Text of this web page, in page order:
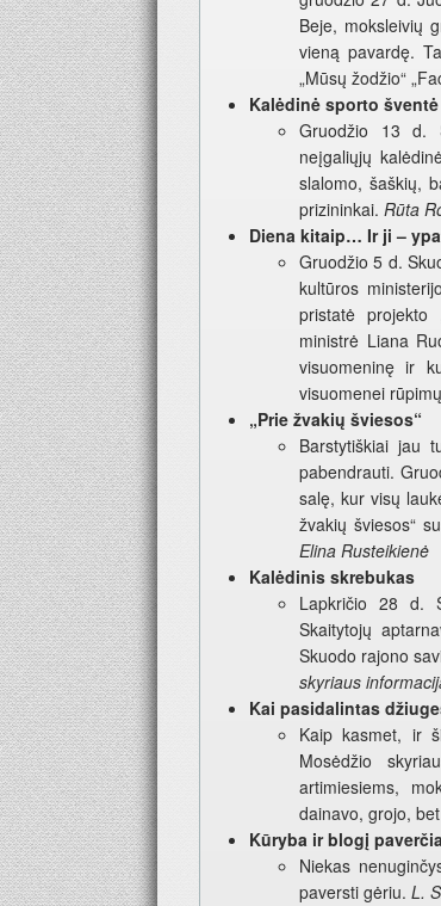
Beje, moksleivių
vieną pavardę.
„Mūsų žodžio“
Kalėdinė sporto šventė
Gruodžio 13 d.
neįgaliųjų
slalomo, šaškių,
prizininkai. Rūta
Diena kitaip… Ir ji –
Gruodžio 5 d.
kultūros
pristatė projekto
ministrė Liana
visuomeninę ir
visuomenei
„Prie žvakių šviesos“
Barstytiškiai jau
pabendrauti.
salę, kur visų
žvakių šviesos“
Elina Rusteikienė
Kalėdinis skrebukas
Lapkričio 28 d.
Skaitytojų
Skuodo rajono
skyriaus
Kai pasidalintas
Kaip kasmet, ir
Mosėdžio
artimiesiems,
dainavo, grojo,
Kūryba ir blogį
Niekas
paversti gėriu. L.